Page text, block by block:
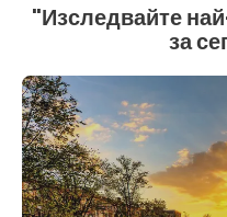
"Изследвайте
за